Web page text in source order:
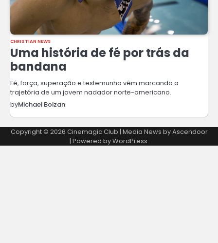
CHRISTIAN NEWS
Uma história de fé por trás da
bandana
Fé, força, superação e testemunho vêm marcando a
trajetória de um jovem nadador norte-americano.
byMichael Bolzan
Copyright © 2026 Cinemagic Club | Media News byAscendoor
| Powered byWordPress.